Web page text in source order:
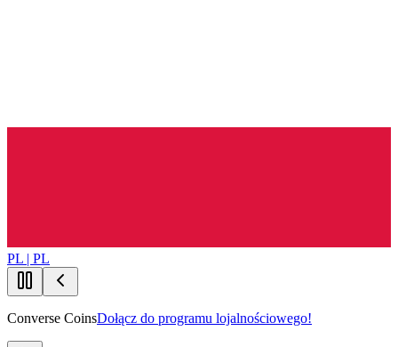
PL | PL
Converse CoinsDołącz do programu lojalnościowego!